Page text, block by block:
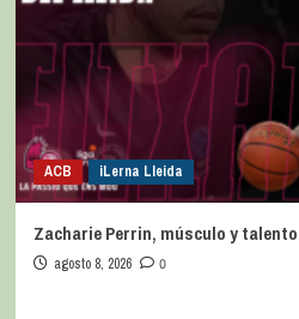
ACB iLerna Lleida
Zacharie Perrin, músculo y
agosto 8, 2026 0